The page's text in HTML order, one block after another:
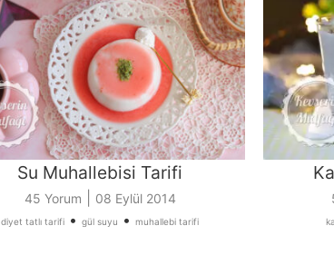
Su Muhallebisi Tarifi
45 Yorum 08 Eylül 2014
diyet tatlı tarifi • gül suyu • muhallebi tarifi